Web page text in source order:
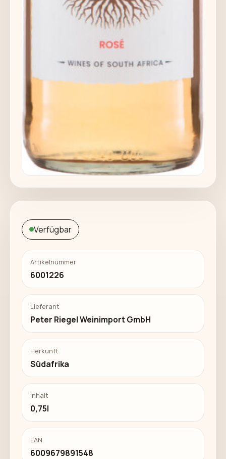
Verfügbar
Artikelnummer
6001226
Lieferant
Peter Riegel Weinimport GmbH
Herkunft
Südafrika
Inhalt
0,75l
EAN
6009679891548